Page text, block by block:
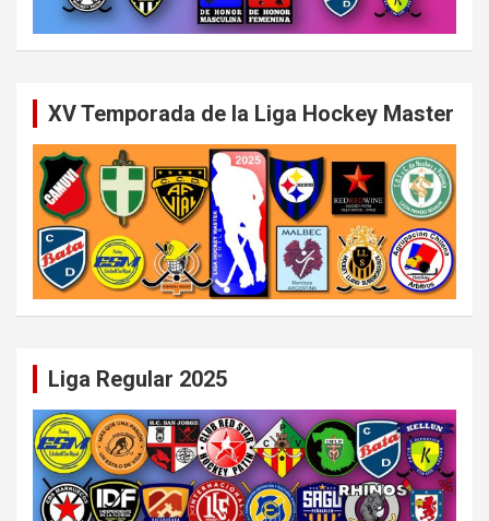
XV Temporada de la Liga Hockey Master
Liga Regular 2025